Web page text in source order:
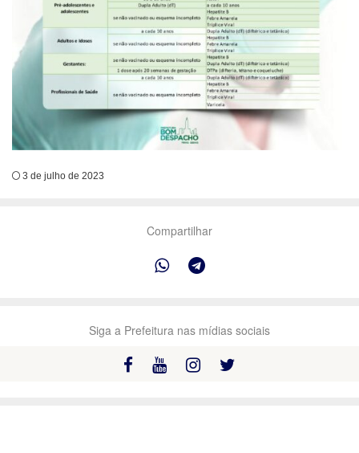
3 de julho de 2023
Compartilhar
Siga a Prefeitura nas mídias sociais